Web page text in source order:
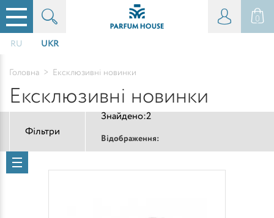
0
RU UKR
Головна > Ексклюзивні новинки
Ексклюзивні новинки
Фільтри
Знайдено:2
Відображення: